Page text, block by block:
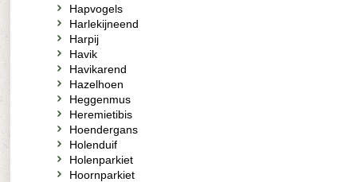
Hapvogels
Harlekijneend
Harpij
Havik
Havikarend
Hazelhoen
Heggenmus
Heremietibis
Hoendergans
Holenduif
Holenparkiet
Hoornparkiet